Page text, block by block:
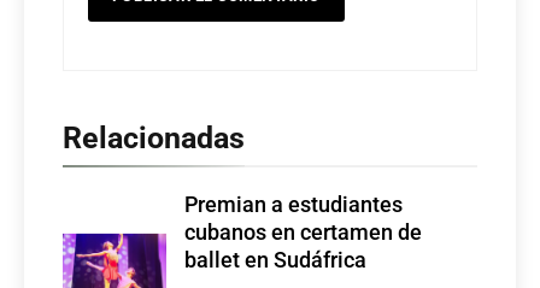
Relacionadas
Premian a estudiantes
cubanos en certamen de
ballet en Sudáfrica